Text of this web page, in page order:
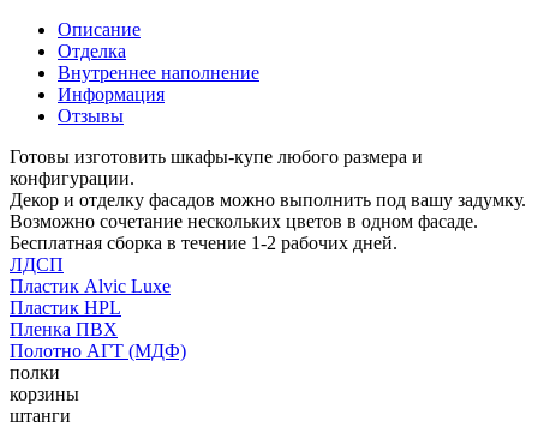
Описание
Отделка
Внутреннее наполнение
Информация
Отзывы
Готовы изготовить шкафы-купе любого размера и
конфигурации.
Декор и отделку фасадов можно выполнить под вашу задумку.
Возможно сочетание нескольких цветов в одном фасаде.
Бесплатная сборка в течение 1-2 рабочих дней.
ЛДСП
Пластик Alvic Luxe
Пластик HPL
Пленка ПВХ
Полотно АГТ (МДФ)
полки
корзины
штанги